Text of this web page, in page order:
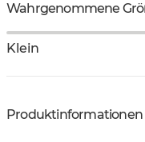
Wahrgenommene
Klein
Produktinformationen